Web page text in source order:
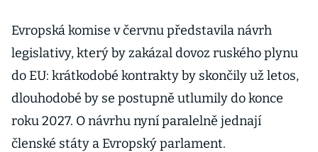
poražení?
Evropská komise v červnu představila návrh
legislativy, který by zakázal dovoz ruského plynu
do EU: krátkodobé kontrakty by skončily už letos,
dlouhodobé by se postupně utlumily do konce
roku 2027. O návrhu nyní paralelně jednají
členské státy a Evropský parlament.